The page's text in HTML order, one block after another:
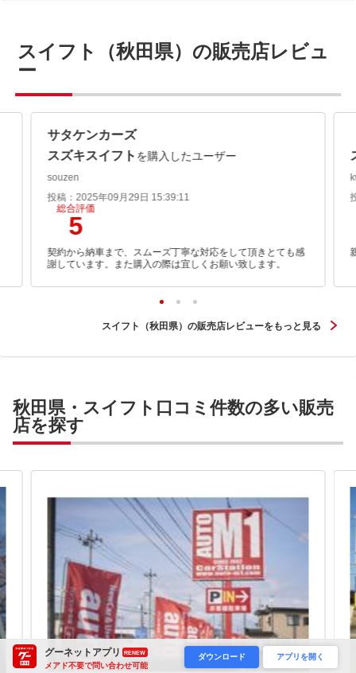
グーネットアプリ RENEW
メアド不要で問い合わせ可能
ダウンロード アプリを開く
スイフト（秋田県）の販売店レビュ
ー
サタケンカーズ
スズキスイフト を購入したユーザー
souzen
投稿：2025年09月29日 15:39:11
総合評価
5
契約から納車まで、スムーズ丁寧な対応をして頂きとても感
謝しています。また購入の際は宜しくお願い致します。
スイフト（秋田県）の販売店レビューをもっと見る
秋田県・スイフト口コミ件数の多い販売
店を探す